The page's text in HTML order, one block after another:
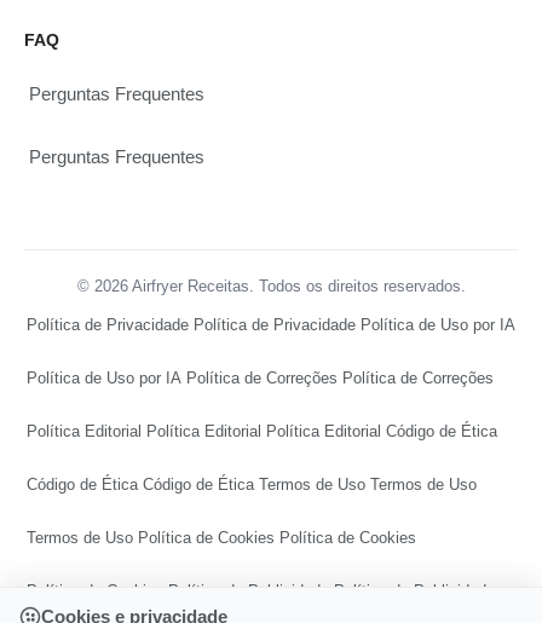
FAQ
Perguntas Frequentes
Perguntas Frequentes
© 2026 Airfryer Receitas. Todos os direitos reservados.
Política de Privacidade Política de Privacidade Política de Uso por IA
Política de Uso por IA Política de Correções Política de Correções
Política Editorial Política Editorial Política Editorial Código de Ética
Código de Ética Código de Ética Termos de Uso Termos de Uso
Termos de Uso Política de Cookies Política de Cookies
Política de Cookies Política de Publicidade Política de Publicidade
Cookies e privacidade